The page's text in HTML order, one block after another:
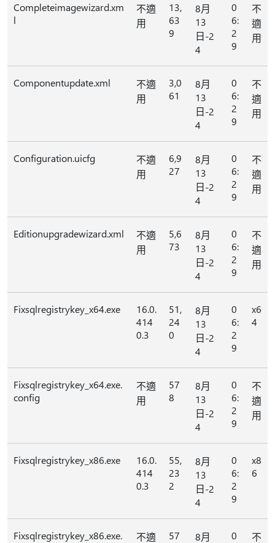
Completeimagewizard.xm
l
不適
用
13,
63
9
8月
13
日-2
4
0
6:
2
9
不
適
用
Componentupdate.xml
不適
用
3,0
61
8月
13
日-2
4
0
6:
2
9
不
適
用
Configuration.uicfg
不適
用
6,9
27
8月
13
日-2
4
0
6:
2
9
不
適
用
Editionupgradewizard.xml
不適
用
5,6
73
8月
13
日-2
4
0
6:
2
9
不
適
用
Fixsqlregistrykey_x64.exe
16.0.
414
0.3
51,
24
0
8月
13
日-2
4
0
6:
2
9
x6
4
Fixsqlregistrykey_x64.exe.
config
不適
用
57
8
8月
13
日-2
4
0
6:
2
9
不
適
用
Fixsqlregistrykey_x86.exe
16.0.
414
0.3
55,
23
2
8月
13
日-2
4
0
6:
2
9
x8
6
Fixsqlregistrykey_x86.exe.
不適
57
8月
0
不